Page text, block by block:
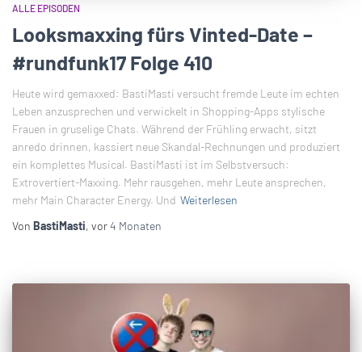
ALLE EPISODEN
Looksmaxxing fürs Vinted-Date –
#rundfunk17 Folge 410
Heute wird gemaxxed: BastiMasti versucht fremde Leute im echten
Leben anzusprechen und verwickelt in Shopping-Apps stylische
Frauen in gruselige Chats. Während der Frühling erwacht, sitzt
anredo drinnen, kassiert neue Skandal-Rechnungen und produziert
ein komplettes Musical. BastiMasti ist im Selbstversuch:
Extrovertiert-Maxxing. Mehr rausgehen, mehr Leute ansprechen,
mehr Main Character Energy. Und Weiterlesen
Von BastiMasti, vor4 Monaten